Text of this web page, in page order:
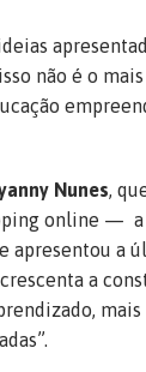
não é o
Nunes,
online — a
apresentou a
a